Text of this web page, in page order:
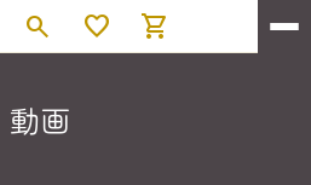
search favorite shopping_cart
動画